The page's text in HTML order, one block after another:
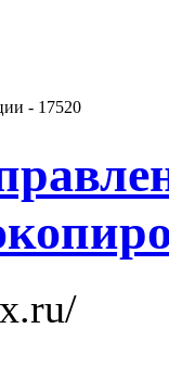
- 17520